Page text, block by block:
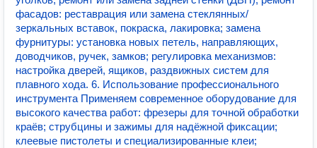
фасадов: реставрация или замена стеклянных/
зеркальных вставок, покраска, лакировка; замена
фурнитуры: установка новых петель, направляющих,
доводчиков, ручек, замков; регулировка механизмов:
настройка дверей, ящиков, раздвижных систем для
плавного хода. 6. Использование профессионального
инструмента Применяем современное оборудование для
высокого качества работ: фрезеры для точной обработки
краёв; струбцины и зажимы для надёжной фиксации;
клеевые пистолеты и специализированные клеи;